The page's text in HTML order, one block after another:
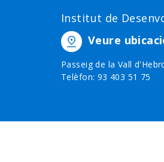
Institut de
Veure
Passeig de la Vall
Telèfon: 93 403 51 75